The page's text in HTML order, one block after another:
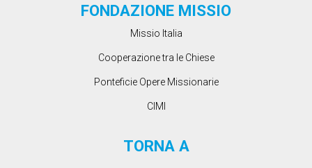
FONDAZIONE MISSIO
Missio Italia
Cooperazione tra le Chiese
Ponteficie Opere Missionarie
CIMI
TORNA A